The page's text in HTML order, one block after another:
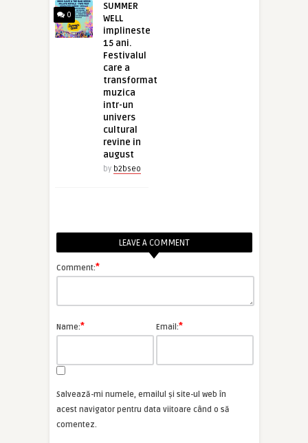
0
SUMMER
WELL
implineste
15 ani.
Festivalul
care a
transformat
muzica
intr-un
univers
cultural
revine in
august
by b2bseo
LEAVE A COMMENT
Comment:*
Name:* Email:*
Salvează-mi numele, emailul și site-ul web în
acest navigator pentru data viitoare când o să
comentez.